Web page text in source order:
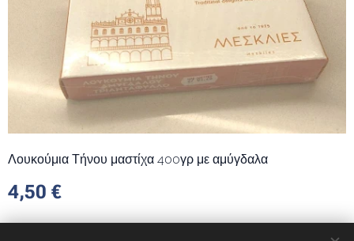
Λουκούμια Τήνου μαστίχα 400γρ με αμύγδαλα
4,50 €